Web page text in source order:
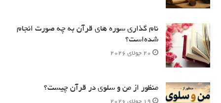
نام‌ گذاری سوره های قرآن به چه صورت انجام
شده‌است؟
20 جولای 2026
منظور از من و سلوی در قرآن چیست؟